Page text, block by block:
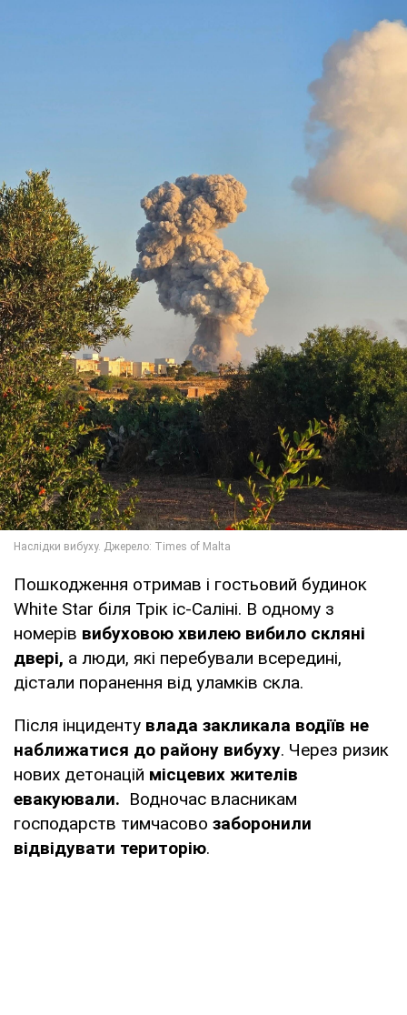
Пошкодження отримав і гостьовий будинок
White Star біля Трік іс-Саліні. В одному з
номерів вибуховою хвилею вибило скляні
двері, а люди, які перебували всередині,
дістали поранення від уламків скла.
Після інциденту влада закликала водіїв не
наближатися до району вибуху. Через ризик
нових детонацій місцевих жителів
евакуювали. Водночас власникам
господарств тимчасово заборонили
відвідувати територію.